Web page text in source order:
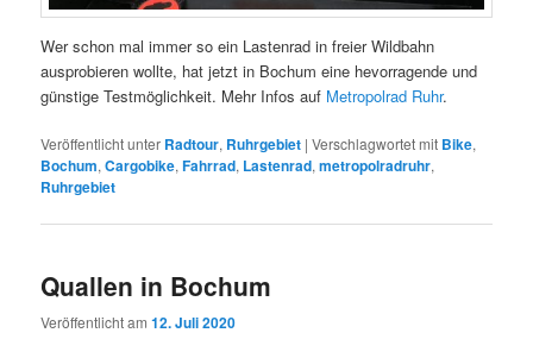
Wer schon mal immer so ein Lastenrad in freier Wildbahn
ausprobieren wollte, hat jetzt in Bochum eine hevorragende und
günstige Testmöglichkeit. Mehr Infos auf Metropolrad Ruhr.
Veröffentlicht unter Radtour, Ruhrgebiet |Verschlagwortet mit Bike,
Bochum,Cargobike,Fahrrad, Lastenrad,metropolradruhr,
Ruhrgebiet
Quallen in Bochum
Veröffentlicht am12. Juli 2020